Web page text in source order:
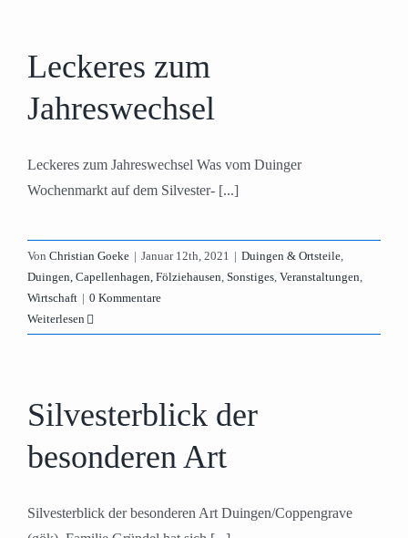
Leckeres zum
Jahreswechsel
Leckeres zum Jahreswechsel Was vom Duinger
Wochenmarkt auf dem Silvester- [...]
Von Christian Goeke | Januar 12th, 2021 | Duingen & Ortsteile,
Duingen, Capellenhagen, Fölziehausen, Sonstiges, Veranstaltungen,
Wirtschaft | 0 Kommentare
Weiterlesen
Silvesterblick der
besonderen Art
Silvesterblick der besonderen Art Duingen/Coppengrave